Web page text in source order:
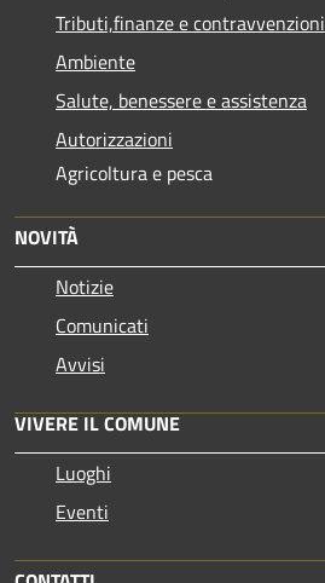
Tributi,finanze e contravvenzioni
Ambiente
Salute, benessere e assistenza
Autorizzazioni
Agricoltura e pesca
NOVITÀ
Notizie
Comunicati
Avvisi
VIVERE IL COMUNE
Luoghi
Eventi